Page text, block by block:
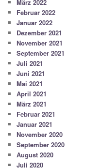
März 2022
Februar 2022
Januar 2022
Dezember 2021
November 2021
September 2021
Juli 2021
Juni 2021
Mai 2021
April 2021
März 2021
Februar 2021
Januar 2021
November 2020
September 2020
August 2020
Juli 2020